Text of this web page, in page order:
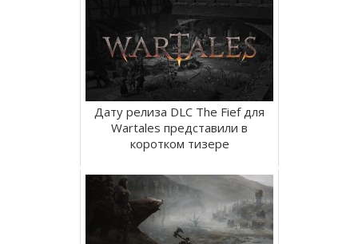
Дату релиза DLC The Fief для
Wartales представили в
коротком тизере